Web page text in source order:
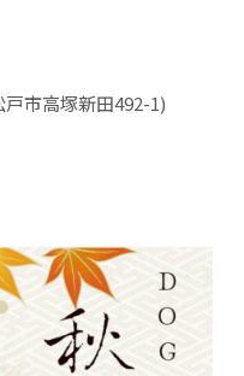
市高塚新田492-1)